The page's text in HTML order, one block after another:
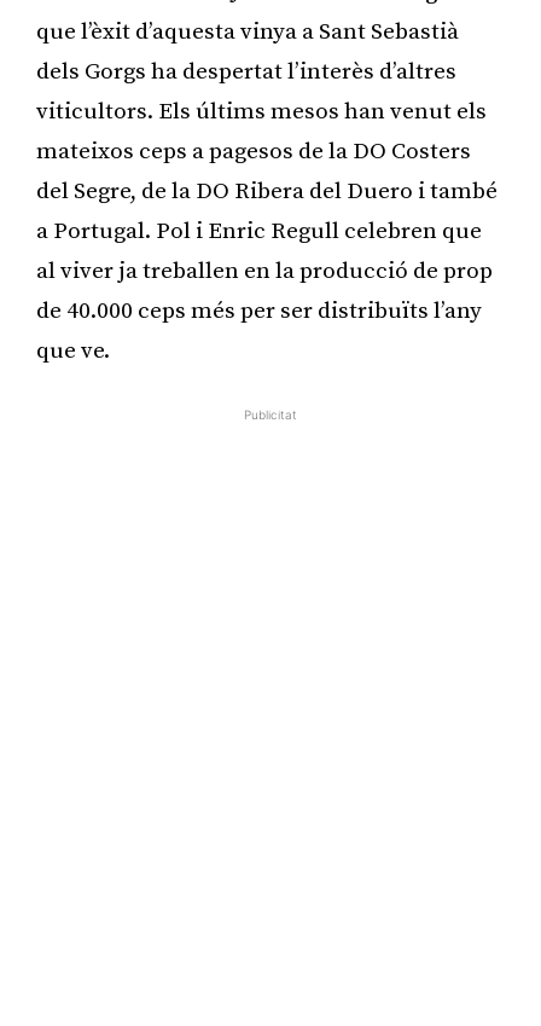
que l’èxit d’aquesta vinya a Sant Sebastià
dels Gorgs ha despertat l’interès d’altres
viticultors. Els últims mesos han venut els
mateixos ceps a pagesos de la DO Costers
del Segre, de la DO Ribera del Duero i també
a Portugal. Pol i Enric Regull celebren que
al viver ja treballen en la producció de prop
de 40.000 ceps més per ser distribuïts l’any
que ve.
Publicitat